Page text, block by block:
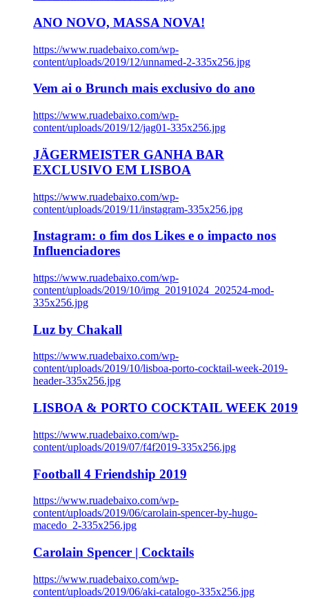
ANO NOVO, MASSA NOVA!
https://www.ruadebaixo.com/wp-
content/uploads/2019/12/unnamed-2-335x256.jpg
Vem ai o Brunch mais exclusivo do ano
https://www.ruadebaixo.com/wp-
content/uploads/2019/12/jag01-335x256.jpg
JÄGERMEISTER GANHA BAR
EXCLUSIVO EM LISBOA
https://www.ruadebaixo.com/wp-
content/uploads/2019/11/instagram-335x256.jpg
Instagram: o fim dos Likes e o impacto nos
Influenciadores
https://www.ruadebaixo.com/wp-
content/uploads/2019/10/img_20191024_202524-mod-
335x256.jpg
Luz by Chakall
https://www.ruadebaixo.com/wp-
content/uploads/2019/10/lisboa-porto-cocktail-week-2019-
header-335x256.jpg
LISBOA & PORTO COCKTAIL WEEK 2019
https://www.ruadebaixo.com/wp-
content/uploads/2019/07/f4f2019-335x256.jpg
Football 4 Friendship 2019
https://www.ruadebaixo.com/wp-
content/uploads/2019/06/carolain-spencer-by-hugo-
macedo_2-335x256.jpg
Carolain Spencer | Cocktails
https://www.ruadebaixo.com/wp-
content/uploads/2019/06/aki-catalogo-335x256.jpg